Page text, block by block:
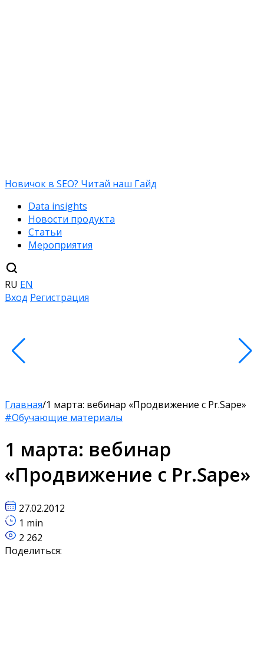
Новичок в SEO? Читай наш Гайд
Data insights
Новости продукта
Статьи
Мероприятия
RU EN
Вход Регистрация
Главная/1 марта: вебинар «Продвижение с Pr.Sape»
#Обучающие материалы
1 марта: вебинар
«Продвижение с Pr.Sape»
27.02.2012
1 min
2 262
Поделиться: